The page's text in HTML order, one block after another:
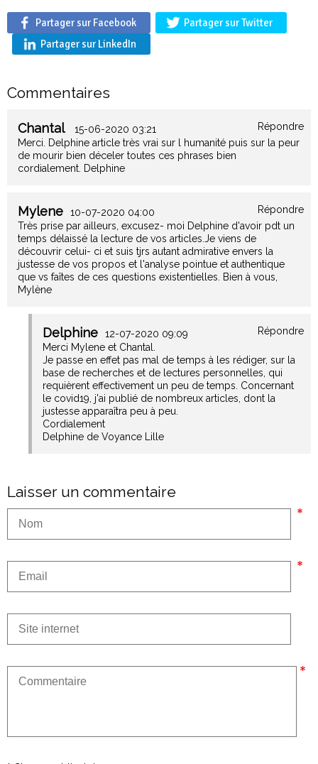
Partager sur Facebook
Partager sur Twitter
Partager sur LinkedIn
Commentaires
Chantal 15-06-2020 03:21
Répondre
Merci. Delphine article très vrai sur l humanité puis sur la peur
de mourir bien déceler toutes ces phrases bien
cordialement. Delphine
Mylene 10-07-2020 04:00
Répondre
Très prise par ailleurs, excusez- moi Delphine d'avoir pdt un
temps délaissé la lecture de vos articles.Je viens de
découvrir celui- ci et suis tjrs autant admirative envers la
justesse de vos propos et l'analyse pointue et authentique
que vs faîtes de ces questions existentielles. Bien à vous,
Mylène
Delphine 12-07-2020 09:09
Répondre
Merci Mylene et Chantal.
Je passe en effet pas mal de temps à les rédiger, sur la
base de recherches et de lectures personnelles, qui
requièrent effectivement un peu de temps. Concernant
le covid19, j'ai publié de nombreux articles, dont la
justesse apparaîtra peu à peu.
Cordialement
Delphine de Voyance Lille
Laisser un commentaire